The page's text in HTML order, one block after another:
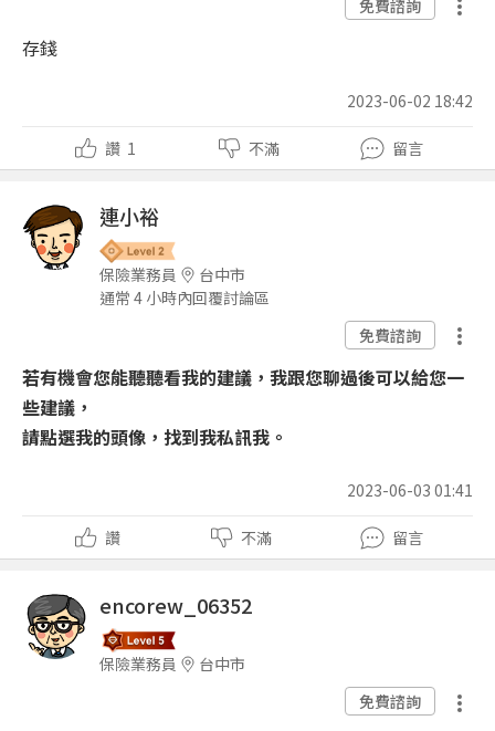
免費諮詢
存錢
2023-06-02 18:42
讚 1 不滿 留言
連小裕
保險業務員
台中市
通常 4 小時內回覆討論區
免費諮詢
若有機會您能聽聽看我的建議，我跟您聊過後可以給您一
些建議，
請點選我的頭像，找到我私訊我。
2023-06-03 01:41
讚 不滿 留言
encorew_06352
保險業務員
台中市
免費諮詢